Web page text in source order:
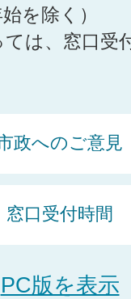
を除く）
は、窓口受
政へのご意見
窓口受付時間
PC版を表示